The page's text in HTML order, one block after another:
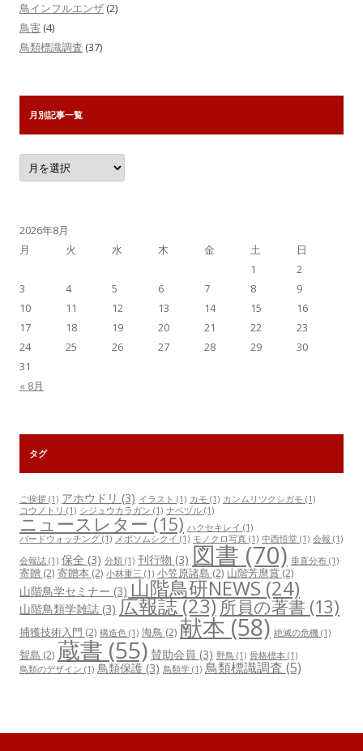
鳥インフルエンザ (2)
鳥害 (4)
鳥類標識調査 (37)
月別記事一覧
月
別
記
2026年8月
月
火 水 木 金 土
日
1
2
3
4 5 6 7 8
9
10
11 12 13 14 15
16
17
18 19 20 21 22
23
24
25 26 27 28 29
30
31
« 8月
タグ
ご挨拶 (1) アホウドリ (3) イラスト (1) カモ (1) カンムリツクシガモ (1)
コウノトリ (1) シジュウカラガン (1) ナベヅル (1)
ニュースレター (15) ハクセキレイ (1)
バードウォッチング (1) メボソムシクイ (1) モノクロ写真 (1) 中西悟堂 (1) 会報 (1)
会報誌 (1) 保全 (3) 分類 (1) 刊行物 (3) 図書 (70) 垂直分布 (1)
寄贈 (2) 寄贈本 (2) 小林重三 (1) 小笠原諸島 (2) 山階芳麿賞(2)
山階鳥学セミナー (3) 山階鳥研NEWS(24)
山階鳥類学雑誌 (3) 広報誌(23) 所員の著書 (13)
捕獲技術入門 (2) 構造色 (1) 海鳥 (2) 献本(58) 絶滅の危機 (1)
聟島 (2) 蔵書 (55) 賛助会員 (3) 野鳥 (1) 骨格標本 (1)
鳥類のデザイン (1) 鳥類保護 (3) 鳥類学 (1) 鳥類標識調査 (5)